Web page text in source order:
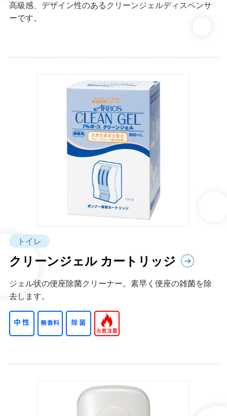
高級感、デザイン性のあるクリーンジェルディスペンサ
ーです。
トイレ
クリーンジェル カートリッジ
ジェル状の便座除菌クリーナー。素早く便座の雑菌を除
去します。